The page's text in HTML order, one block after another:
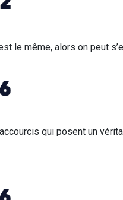
le même, alors on peut
qui posent un